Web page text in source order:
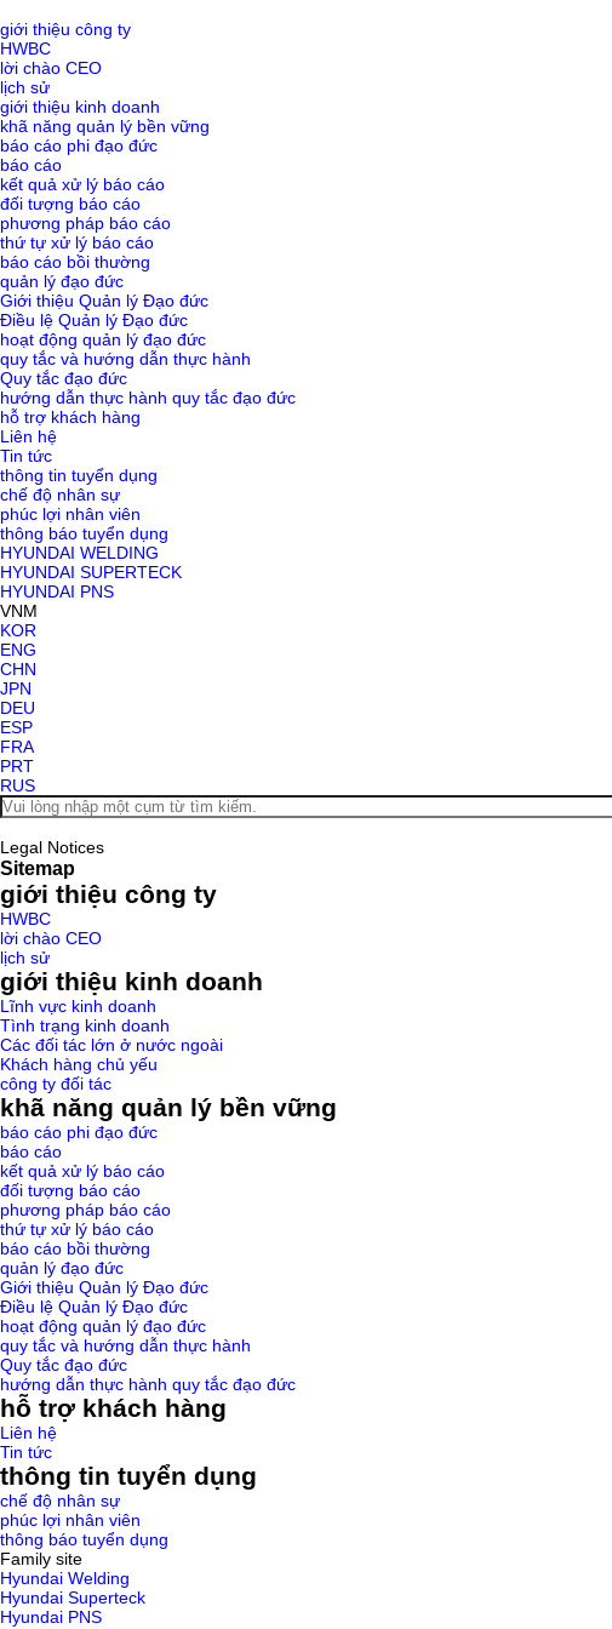
giới thiệu công ty
HWBC
lời chào CEO
lịch sử
giới thiệu kinh doanh
khã năng quản lý bền vững
báo cáo phi đạo đức
báo cáo
kết quả xử lý báo cáo
đối tượng báo cáo
phương pháp báo cáo
thứ tự xử lý báo cáo
báo cáo bồi thường
quản lý đạo đức
Giới thiệu Quản lý Đạo đức
Điều lệ Quản lý Đạo đức
hoạt động quản lý đạo đức
quy tắc và hướng dẫn thực hành
Quy tắc đạo đức
hướng dẫn thực hành quy tắc đạo đức
hỗ trợ khách hàng
Liên hệ
Tin tức
thông tin tuyển dụng
chế độ nhân sự
phúc lợi nhân viên
thông báo tuyển dụng
HYUNDAI WELDING
HYUNDAI SUPERTECK
HYUNDAI PNS
VNM
KOR
ENG
CHN
JPN
DEU
ESP
FRA
PRT
RUS
Legal Notices
Sitemap
giới thiệu công ty
HWBC
lời chào CEO
lịch sử
giới thiệu kinh doanh
Lĩnh vực kinh doanh
Tình trạng kinh doanh
Các đối tác lớn ở nước ngoài
Khách hàng chủ yếu
công ty đối tác
khã năng quản lý bền vững
báo cáo phi đạo đức
báo cáo
kết quả xử lý báo cáo
đối tượng báo cáo
phương pháp báo cáo
thứ tự xử lý báo cáo
báo cáo bồi thường
quản lý đạo đức
Giới thiệu Quản lý Đạo đức
Điều lệ Quản lý Đạo đức
hoạt động quản lý đạo đức
quy tắc và hướng dẫn thực hành
Quy tắc đạo đức
hướng dẫn thực hành quy tắc đạo đức
hỗ trợ khách hàng
Liên hệ
Tin tức
thông tin tuyển dụng
chế độ nhân sự
phúc lợi nhân viên
thông báo tuyển dụng
Family site
Hyundai Welding
Hyundai Superteck
Hyundai PNS